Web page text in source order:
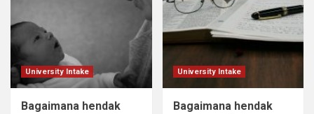
University Intake
Bagaimana hendak
University Intake
Bagaimana hendak